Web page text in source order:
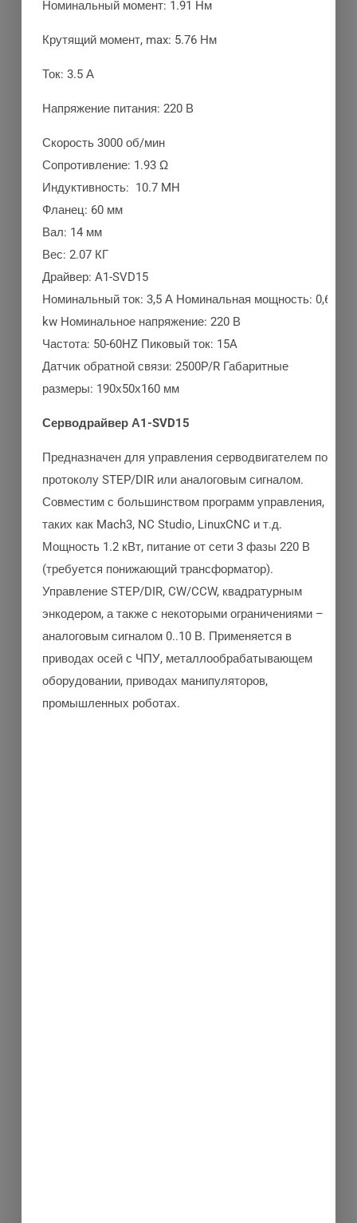
Номинальный момент: 1.91 Нм
Крутящий момент, max: 5.76 Нм
Ток: 3.5 А
Напряжение питания: 220 В
Скорость 3000 об/мин
Сопротивление: 1.93 Ω
Индуктивность: 10.7 MH
Фланец: 60 мм
Вал: 14 мм
Вес: 2.07 КГ
Драйвер: A1-SVD15
Номинальный ток: 3,5 А Номинальная мощность: 0,6
kw Номинальное напряжение: 220 В
Частота: 50-60HZ Пиковый ток: 15A
Датчик обратной связи: 2500P/R Габаритные
размеры: 190х50х160 мм
Серводрайвер А1-SVD15
Предназначен для управления серводвигателем по
протоколу STEP/DIR или аналоговым сигналом.
Совместим с большинством программ управления,
таких как Mach3, NC Studio, LinuxCNC и т.д.
Мощность 1.2 кВт, питание от сети 3 фазы 220 В
(требуется понижающий трансформатор).
Управление STEP/DIR, CW/CCW, квадратурным
энкодером, а также с некоторыми ограничениями –
аналоговым сигналом 0..10 В. Применяется в
приводах осей с ЧПУ, металлообрабатывающем
оборудовании, приводах манипуляторов,
промышленных роботах.